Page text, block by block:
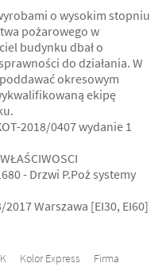
o wysokim stopniu
pożarowego w
budynku dbał o
do działania. W
okresowym
ekipę
2018/0407 wydanie 1
- Drzwi P.Poż systemy
Warszawa [EI30, EI60]
Kolor Express Firma